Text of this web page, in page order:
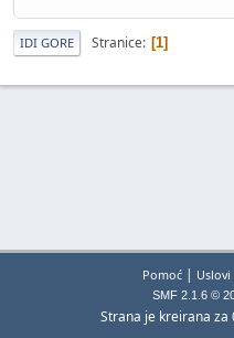
IDI GORE Stranice 1
Pomoć| Uslovi
SMF 2.1.6 ©
Strana je kreirana za